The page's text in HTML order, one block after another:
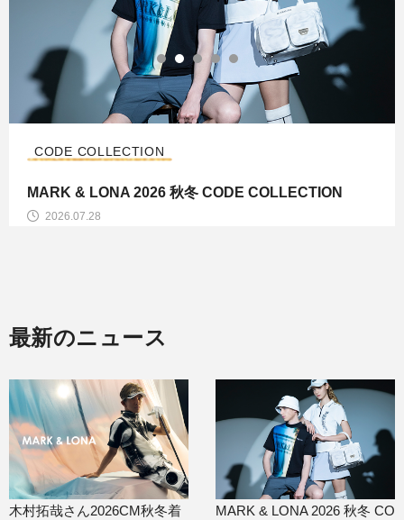
2026.07.28
CODE COLLECTION
MARK & LONA 2026 秋冬 CODE COLLECTION
最新のニュース
木村拓哉さん2026CM秋冬着
MARK & LONA 2026 秋冬 CO